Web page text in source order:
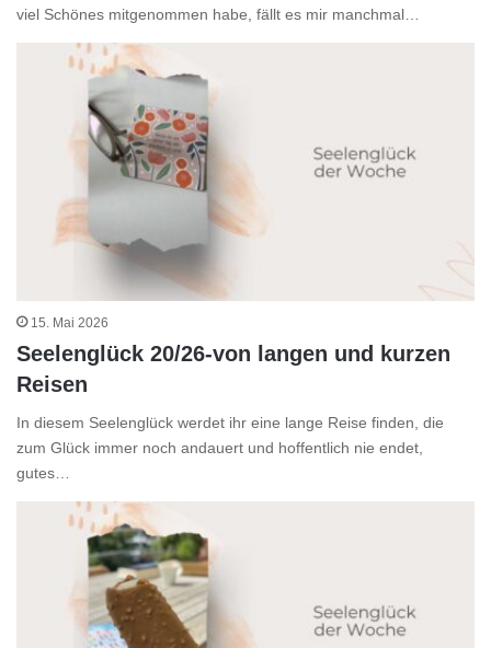
viel Schönes mitgenommen habe, fällt es mir manchmal…
15. Mai 2026
Seelenglück 20/26-von langen und kurzen
Reisen
In diesem Seelenglück werdet ihr eine lange Reise finden, die
zum Glück immer noch andauert und hoffentlich nie endet,
gutes…